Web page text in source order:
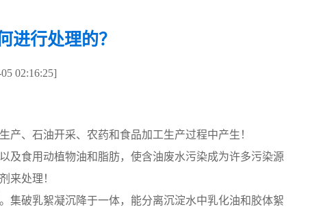
进行处理的？
02:16:25]
、石油开采、农药和食品加工生产过程中产生！
及食用动植物油和脂肪，使含油废水污染成为许多污染源
来处理！
集破乳絮凝沉降于一体，能分离沉淀水中乳化油和胶体絮